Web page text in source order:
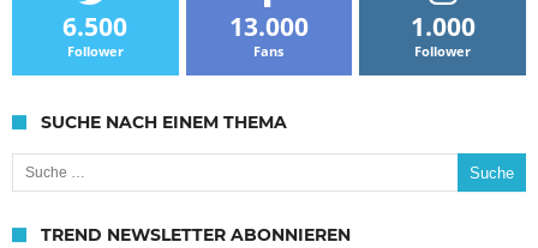
6.500
Follower
13.000
Fans
1.000
Follower
SUCHE NACH EINEM THEMA
Suche nach:
TREND NEWSLETTER ABONNIEREN